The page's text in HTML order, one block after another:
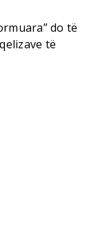
do të
të